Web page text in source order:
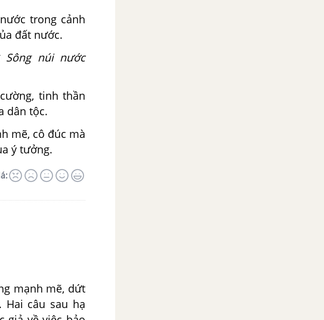
trong cảnh
đất nước.
Sông núi nước
tinh thần
dân tộc.
mẽ, cô đúc mà
ý tưởng.
mạnh mẽ, dứt
Hai câu sau hạ